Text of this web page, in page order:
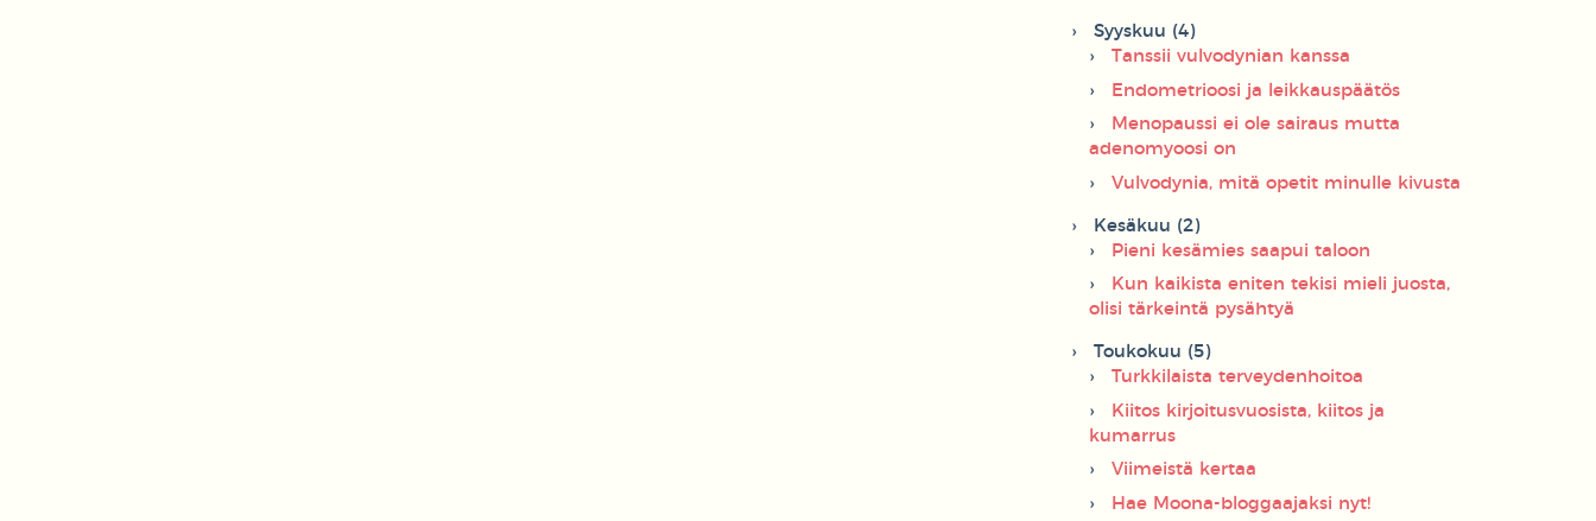
Syyskuu (4)
Tanssii vulvodynian kanssa
Endometrioosi ja leikkauspäätös
Menopaussi ei ole sairaus mutta
adenomyoosi on
Vulvodynia, mitä opetit minulle kivusta
Kesäkuu (2)
Pieni kesämies saapui taloon
Kun kaikista eniten tekisi mieli juosta,
olisi tärkeintä pysähtyä
Toukokuu (5)
Turkkilaista terveydenhoitoa
Kiitos kirjoitusvuosista, kiitos ja
kumarrus
Viimeistä kertaa
Hae Moona-bloggaajaksi nyt!